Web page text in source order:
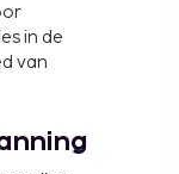
in de
van